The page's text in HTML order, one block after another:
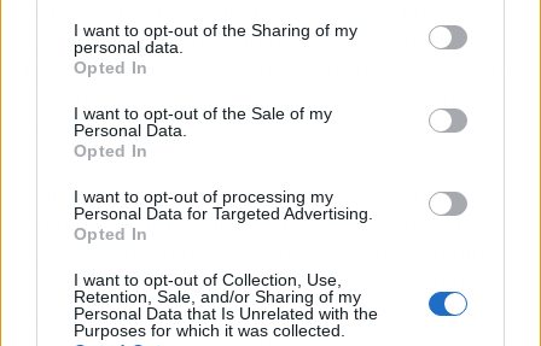
I want to opt-out of the Sharing of my
personal data.
Opted In
I want to opt-out of the Sale of my
Personal Data.
Opted In
I want to opt-out of processing my
Personal Data for Targeted Advertising.
Opted In
I want to opt-out of Collection, Use,
Retention, Sale, and/or Sharing of my
Personal Data that Is Unrelated with the
Purposes for which it was collected.
Atlassian no se implementan basándose en
ideas aisladas y sin sentido, sino que se ajustan
a las intenciones de la empresa que solicita el
servicio.
Con experiencia, innovación tecnológica y
buena relación calidad-precio, las soluciones
Atlassian de Inlogiq se han convertido en una
de las grandes novedades del mercado digital.
Además, la empresa cuenta con la capacidad